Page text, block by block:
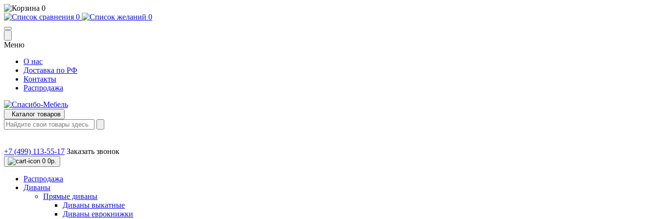
0
0
0
Меню
О нас
Доставка по РФ
Контакты
Распродажа
Каталог товаров
+7 (499) 113-55-17 Заказать звонок
0 0р.
Распродажа
Диваны
Прямые диваны
Диваны выкатные
Диваны еврокнижки